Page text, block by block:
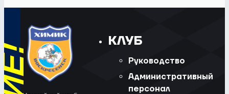
КЛУБ
Руководство
Административный
персонал